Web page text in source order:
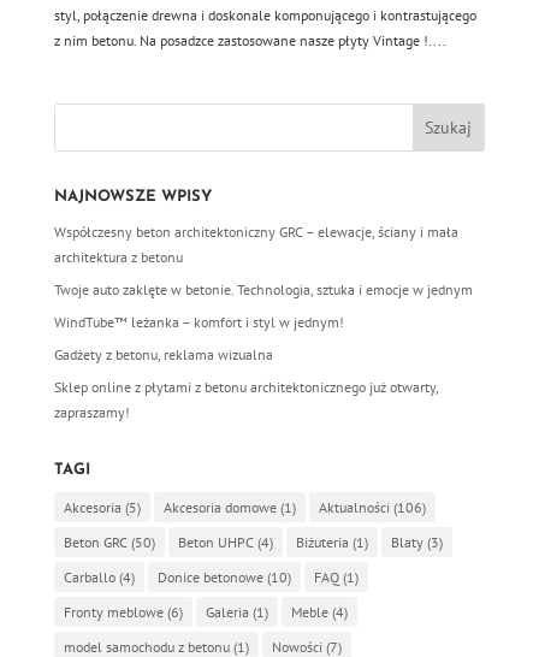
styl, połączenie drewna i doskonale komponującego i kontrastującego
z nim betonu. Na posadzce zastosowane nasze płyty Vintage !....
NAJNOWSZE WPISY
Współczesny beton architektoniczny GRC – elewacje, ściany i mała
architektura z betonu
Twoje auto zaklęte w betonie. Technologia, sztuka i emocje w jednym
WindTube™ leżanka – komfort i styl w jednym!
Gadżety z betonu, reklama wizualna
Sklep online z płytami z betonu architektonicznego już otwarty,
zapraszamy!
TAGI
Akcesoria (5) Akcesoria domowe(1) Aktualności (106)
Beton GRC(50) Beton UHPC(4) Biżuteria (1) Blaty(3)
Carballo(4) Donice betonowe(10) FAQ(1)
Fronty meblowe(6) Galeria (1) Meble(4)
model samochodu z betonu(1) Nowości (7)